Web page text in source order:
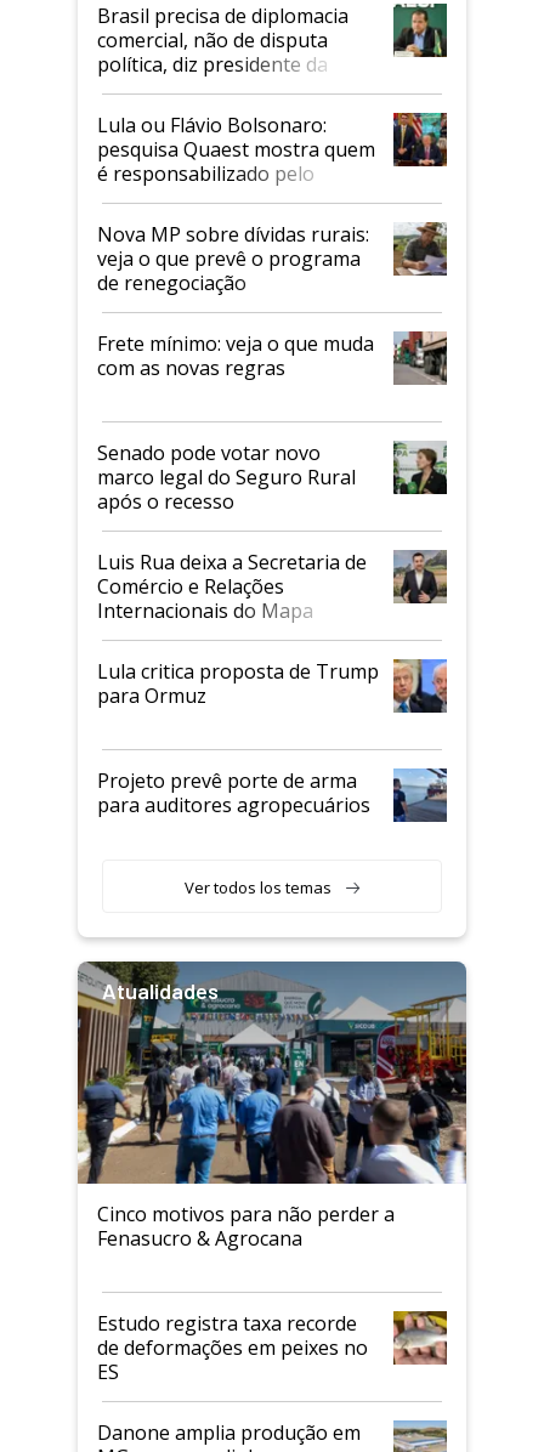
Brasil precisa de diplomacia
comercial, não de disputa
política, diz presidente da
Faesp
Lula ou Flávio Bolsonaro:
pesquisa Quaest mostra quem
é responsabilizado pelo
tarifaço dos EUA
Nova MP sobre dívidas rurais:
veja o que prevê o programa
de renegociação
Frete mínimo: veja o que muda
com as novas regras
Senado pode votar novo
marco legal do Seguro Rural
após o recesso
Luis Rua deixa a Secretaria de
Comércio e Relações
Internacionais do Mapa
Lula critica proposta de Trump
para Ormuz
Projeto prevê porte de arma
para auditores agropecuários
Ver todos los temas
Atualidades
Cinco motivos para não perder a
Fenasucro & Agrocana
Estudo registra taxa recorde
de deformações em peixes no
ES
Danone amplia produção em